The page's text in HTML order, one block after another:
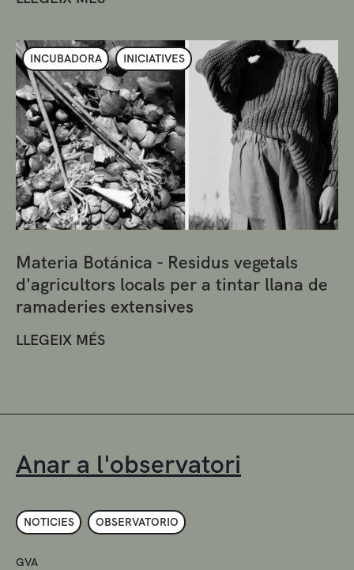
INCUBADORA INICIATIVES
Materia Botánica - Residus vegetals
d'agricultors locals per a tintar llana de
ramaderies extensives
LLEGEIX MÉS
Anar a l'observatori
NOTICIES OBSERVATORIO
GVA